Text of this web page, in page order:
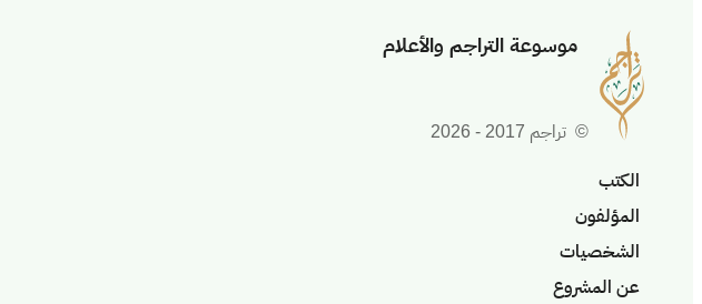
موسوعة التراجم والأعلام
© تراجم 2017 - 2026
الكتب
المؤلفون
الشخصيات
عن المشروع